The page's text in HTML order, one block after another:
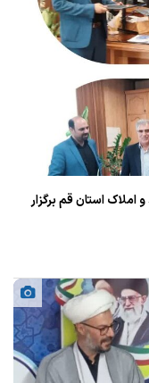
املاک استان قم برگزار